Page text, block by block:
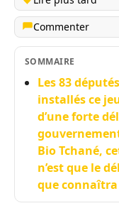
Commenter
SOMMAIRE
Les 83
installés ce
d’une forte
Bio Tchané,
n’est que le
que connaîtra